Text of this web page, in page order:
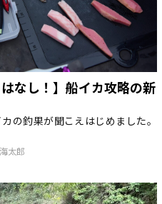
なし！】船イカ攻略の新
の釣果が聞こえはじめました。
海太郎